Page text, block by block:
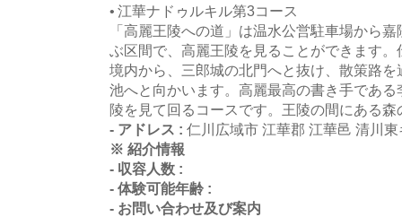
• 江華ナドゥルキル第3コース
「高麗王陵への道」は温水公営駐車場から
ぶ区間で、高麗王陵を見ることができます
境内から、三郎城の北門へと抜け、散策路
池へと向かいます。高麗最高の書き手であ
陵を見て回るコースです。王陵の間にある
- アドレス : 仁川広域市 江華郡 江華邑 清川
※ 紹介情報
- 収容人数 :
- 体験可能年齢 :
- お問い合わせ及び案内